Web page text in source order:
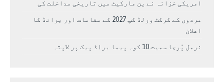
امریکی خزانہ نے ین مارکیٹ میں تاریخی مداخلت کی
مردوں کے کرکٹ ورلڈ کپ 2027 کے مقامات اور برانڈ کا
اعلان
نرمل پُرجا سمیت 10 کوہ پیما براڈ پیک پر لاپتہ